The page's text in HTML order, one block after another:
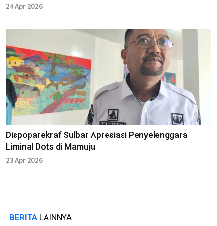
24 Apr 2026
Dispoparekraf Sulbar Apresiasi Penyelenggara
Liminal Dots di Mamuju
23 Apr 2026
BERITA LAINNYA